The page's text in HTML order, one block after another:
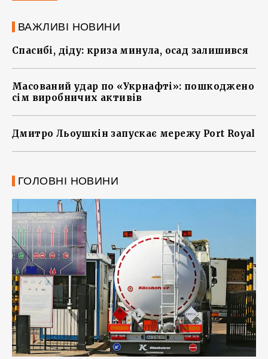
ВАЖЛИВІ НОВИНИ
Спасибі, діду: криза минула, осад залишився
Масований удар по «Укрнафті»: пошкоджено
сім виробничих активів
Дмитро Льоушкін запускає мережу Port Royal
ГОЛОВНІ НОВИНИ